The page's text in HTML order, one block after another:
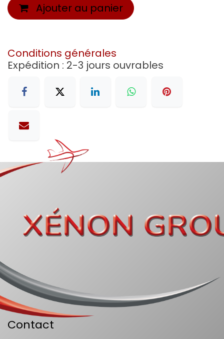
Ajouter au panier
Conditions générales
Expédition : 2-3 jours ouvrables
Contact